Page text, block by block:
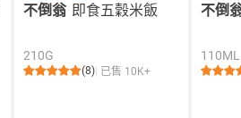
不倒翁 即食五穀米飯
210G
(8) 已售 10K+
不倒
110ML